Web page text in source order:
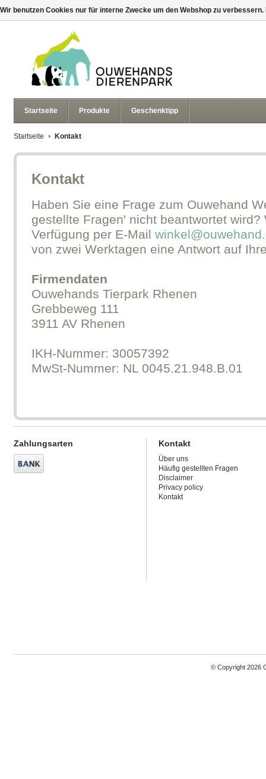
Startseite Produkte Geschenktipp
Startseite Kontakt
Kontakt
Haben Sie eine Frage zum Ouwehand
gestellte Fragen' nicht beantwortet
Verfügung per E-Mail
von zwei Werktagen eine Antwort auf
Firmendaten
Ouwehands Tierpark Rhenen
Grebbeweg 111
3911 AV Rhenen
IKH-Nummer: 30057392
MwSt-Nummer: NL 0045.21.948.B.01
Zahlungsarten Kontakt
Über uns
Häufig gestellten Fragen
Disclaimer
Privacy policy
Kontakt
© Copyright 2026
Wir benutzen Cookies nur für interne Zwecke um den Webshop zu